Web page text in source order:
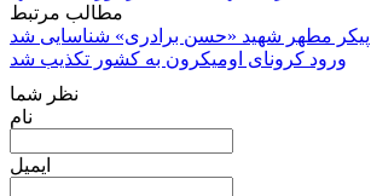
مطالب مرتبط
پیکر مطهر شهید «حسن برادری» شناسایی شد
ورود کرونای اومیکرون به کشور تکذیب شد
نظر شما
نام
ایمیل